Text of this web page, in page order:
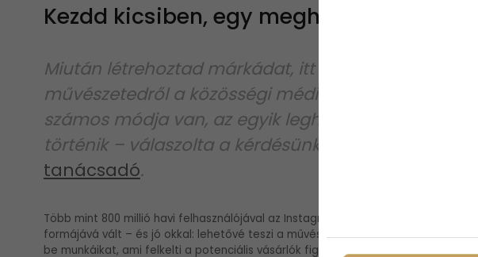
Kezdd kicsiben, egy meghatározott
Miután létrehoztad márkádat, itt az ideje, hogy hírt
művészetedről a közösségi médiában. Noha
számos módja van, az egyik leghatékonyabb az
történik – válaszolta a kérdésünkre
tanácsadó.
Több mint 800 millió havi felhasználójával az Instagram gyorsan a közösségi
formájává vált – és jó okkal: lehetővé teszi a művészek számára, hogy
be munkáikat, ami felkelti a potenciális vásárlók figyelmét.